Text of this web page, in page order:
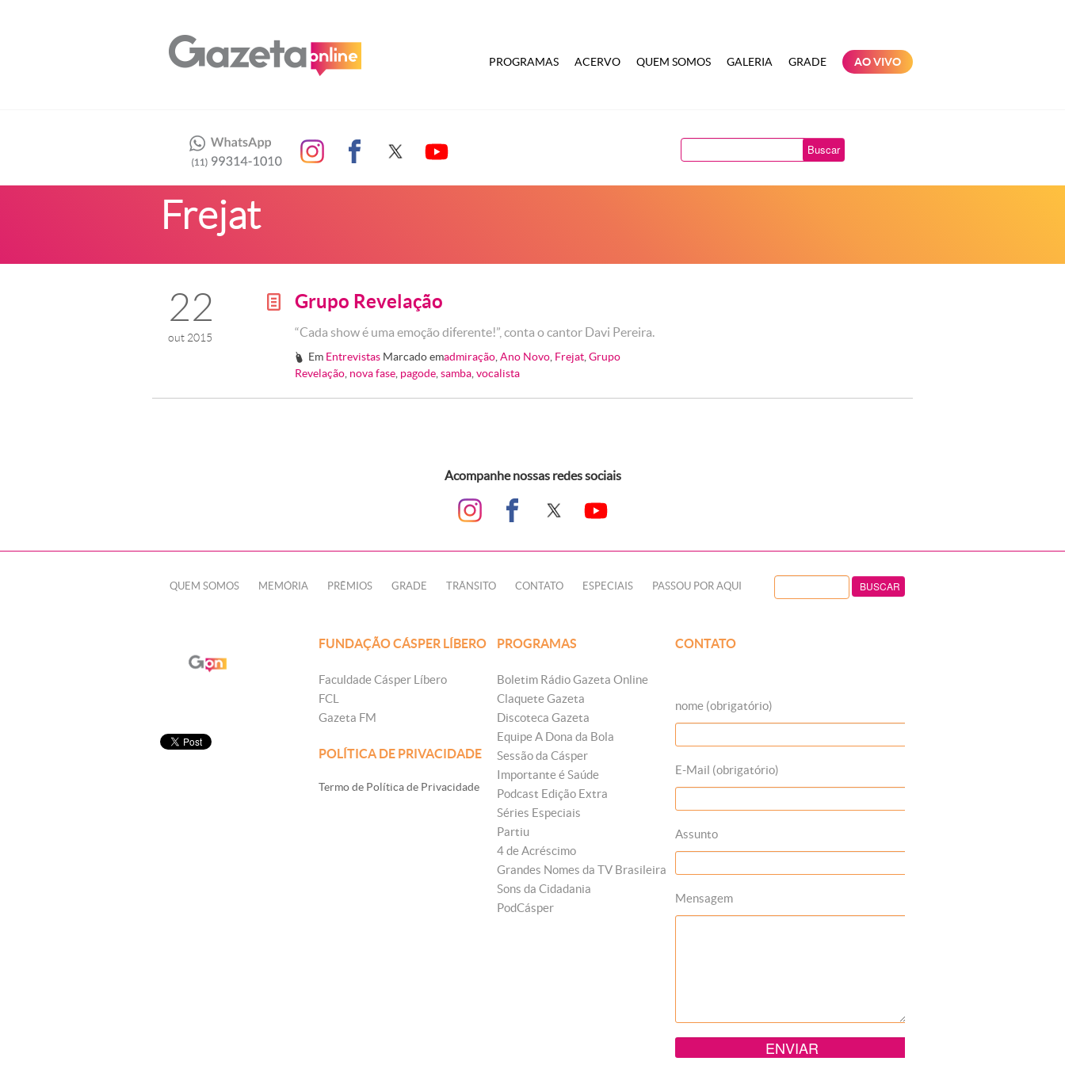
PROGRAMAS ACERVO QUEM SOMOS GALERIA GRADE AO VIVO
Buscar
Frejat
22
out 2015
g Grupo Revelação
“Cada show é uma emoção diferente!”, conta o cantor Davi Pereira.
# Em Entrevistas Marcado emadmiração ,Ano Novo Frejat ,Grupo
Revelação nova fase pagode samba vocalista
Acompanhe nossas redes sociais
QUEM SOMOS MEMÓRIA PRÊMIOS GRADE TRÂNSITO CONTATO ESPECIAIS PASSOU POR AQUI
FUNDAÇÃO CÁSPER LÍBERO
Faculdade Cásper Líbero
FCL
Gazeta FM
POLÍTICA DE PRIVACIDADE
Termo de Política de Privacidade
PROGRAMAS
Boletim Rádio Gazeta Online
Claquete Gazeta
Discoteca Gazeta
Equipe A Dona da Bola
Sessão da Cásper
Importante é Saúde
Podcast Edição Extra
Séries Especiais
Partiu
4 de Acréscimo
Grandes Nomes da TV Brasileira
Sons da Cidadania
PodCásper
CONTATO
nome (obrigatório)
E-Mail (obrigatório)
Assunto
Mensagem